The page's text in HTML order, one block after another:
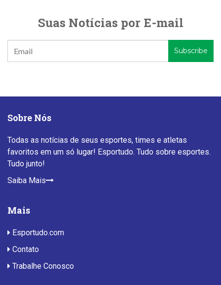
Suas Notícias por E-mail
Sobre Nós
Todas as notícias de seus esportes, times e atletas
favoritos em um só lugar! Esportudo. Tudo sobre esportes.
Tudo junto!
Saiba Mais
Mais
Esportudo.com
Contato
Trabalhe Conosco